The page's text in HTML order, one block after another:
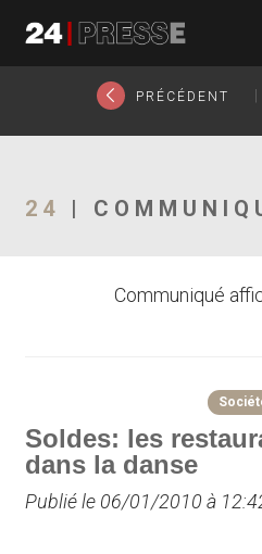
24Presse -
Communiqués de
PRÉCÉDENT
24 |
Communiqué
Soldes: les
dans la danse
Publié le 06/01/2010 à